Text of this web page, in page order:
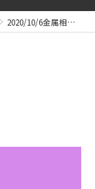
2020/10/6金属相場情報